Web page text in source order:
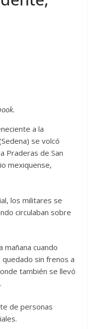
a la
se volcó
Praderas de San
mexiquense,
los militares se
circulaban sobre
mañana cuando
sin frenos a
también se llevó
de personas